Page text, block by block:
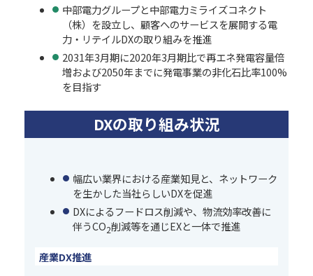
中部電力グループと中部電力ミライズコネクト
（株）を設立し、顧客へのサービスを展開する電
力・リテイルDXの取り組みを推進
2031年3月期に2020年3月期比で再エネ発電容量倍
増および2050年までに発電事業の非化石比率100%
を目指す
DXの取り組み状況
幅広い業界における産業知見と、ネットワーク
を生かした当社らしいDXを促進
DXによるフードロス削減や、物流効率改善に
伴うCO2削減等を通じEXと一体で推進
産業DX推進